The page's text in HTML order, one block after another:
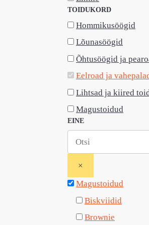
TOIDUKORD
Hommikusöögid
Lõunasöögid
Õhtusöögid ja
Eelroad ja
Lihtsad ja kiired
Magustoidud
EINE
×
Magustoidud
Biskviidid
Brownie